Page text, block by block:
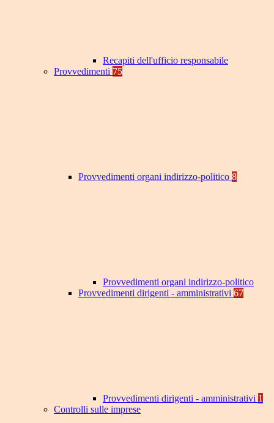
Recapiti dell'ufficio responsabile
Provvedimenti 75
Provvedimenti organi indirizzo-politico 8
Provvedimenti organi indirizzo-politico
Provvedimenti dirigenti - amministrativi 67
Provvedimenti dirigenti - amministrativi 1
Controlli sulle imprese